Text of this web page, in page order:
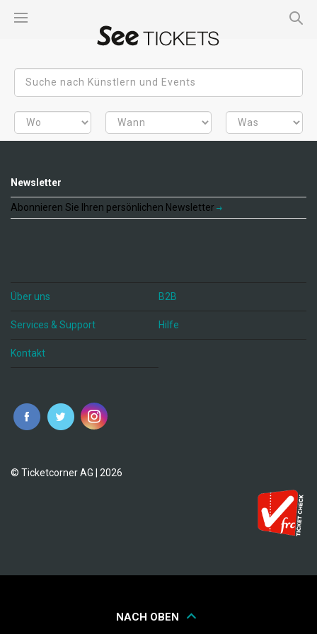
Newsletter
Abonnieren Sie Ihren persönlichen Newsletter
Über uns B2B
Services & Support Hilfe
Kontakt
© Ticketcorner AG | 2026
NACH OBEN